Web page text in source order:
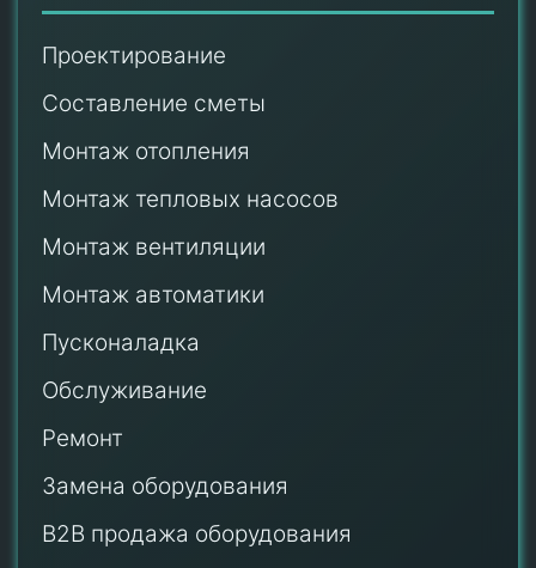
Проектирование
Составление сметы
Монтаж отопления
Монтаж тепловых насосов
Монтаж вентиляции
Монтаж автоматики
Пусконаладка
Обслуживание
Ремонт
Замена оборудования
B2B продажа оборудования